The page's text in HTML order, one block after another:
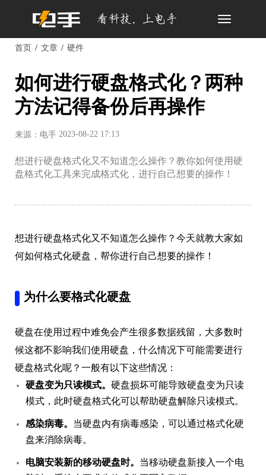
Toggle
首页 文章 硬件
如何进行硬盘格式化？两种
方法记得备份后再操作
来源：电手 2023-08-22 17:13
想进行硬盘格式化又不知道怎么操作？教你如何使用硬
盘格式化工具来完成格式化，进行自己想要的操作！
想进行硬盘格式化又不知道怎么操作？今天就教大家如
何如何格式化硬盘，帮你进行自己想要的操作！
为什么要格式化硬盘
硬盘在使用过程中难免会产生很多数据残留，大多数时
候这都不影响我们使用硬盘，什么情况下可能需要进行
硬盘格式化呢？一般有以下这些情况：
硬盘变为只读模式。 硬盘损坏可能导致硬盘变为只读
模式，此时硬盘格式化可以帮助硬盘解除只读模式。
感染病毒。 当硬盘内有病毒感染，可以通过格式化硬
盘来消除病毒。
电脑安装新的移动硬盘时。 当移动硬盘新接入一个电